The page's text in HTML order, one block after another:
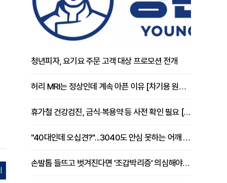
청년피자, 요기요 주문 고객 대상 프로모션 전개
허리 MRI는 정상인데 계속 아픈 이유 [차기용 원장 칼럼]
휴가철 건강검진, 금식·복용약 등 사전 확인 필요 [정도감 원장 칼럼]
"40대인데 오십견?"...3040도 안심 못하는 어깨 유착성 관절낭염
손발톱 들뜨고 벗겨진다면 '조갑박리증' 의심해야 [김철윤 원장 칼럼]